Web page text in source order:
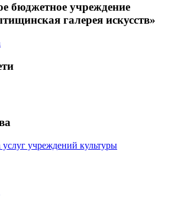
бюджетное учреждение
галерея искусств»